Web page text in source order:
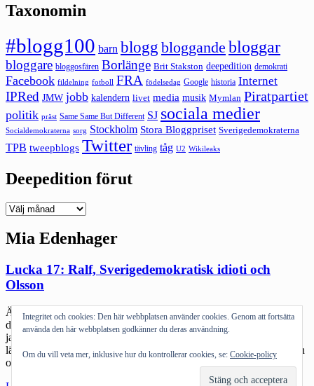
Taxonomin
#blogg100 barn blogg bloggande bloggar
bloggare bloggosfären Borlänge Brit Stakston deepedition demokrati
Facebook fildelning fotboll FRA födelsedag Google historia Internet
IPRed JMW jobb kalendern livet media musik Mymlan Piratpartiet
politik präst Same Same But Different SJ sociala medier
Socialdemokraterna sorg Stockholm Stora Bloggpriset Sverigedemokraterna
TPB tweepblogs Twitter tävling tåg U2 Wikileaks
Deepedition förut
Deepedition
Mia Edenhager
Lucka 17: Ralf, Sverigedemokratisk idioti och
Olsson
Ännu en dag hemma i Dalarna. Förkyld och eländig. Det innebär
dock att man hinner läsa tidningar här hemifrån. Vanligtvis hinner
jag oftast bara ögna igenom ledarsidan i Borlänge Tidning och bli
lätt agiterad på Pernilla Ohlins texter innan jag får slänga mig i bilen
och ta tåget ner mot Stockholm. Idag var det också […]
Integritet och cookies: Den här webbplatsen använder cookies. Genom att fortsätta
använda den här webbplatsen godkänner du deras användning.
Om du vill veta mer, inklusive hur du kontrollerar cookies, se: Cookie-policy